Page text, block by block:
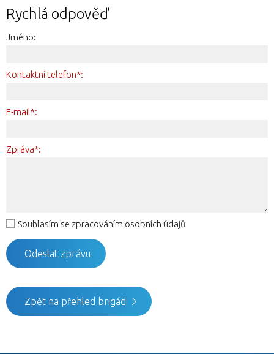
Rychlá odpověď
Jméno:
Kontaktní telefon*:
E-mail*:
Zpráva*:
Souhlasím se zpracováním osobních údajů
Zpět na přehled brigád